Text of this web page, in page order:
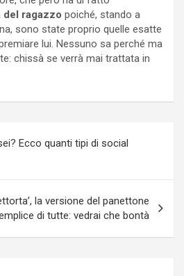
del ragazzo poiché, stando a
sono state proprio quelle esatte
lui. Nessuno sa perché ma
chissà se verrà mai trattata in
Ecco quanti tipi di social
la versione del panettone
di tutte: vedrai che bontà